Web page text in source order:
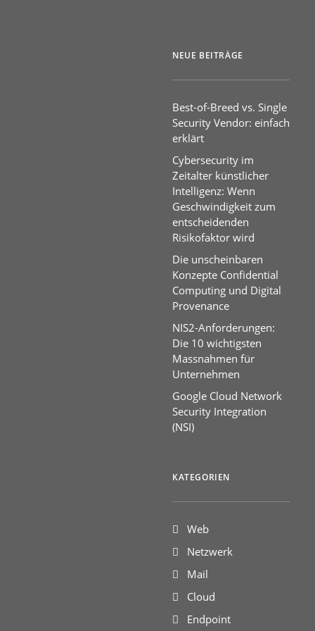
NEUE BEITRÄGE
Best-of-Breed vs. Single
Security Vendor: einfach
erklärt
Cybersecurity im
Zeitalter künstlicher
Intelligenz: Wenn
Geschwindigkeit zum
entscheidenden
Risikofaktor wird
Die unscheinbaren
Konzepte Confidential
Computing und Digital
Provenance
NIS2-Anforderungen:
Die 10 wichtigsten
Massnahmen für
Unternehmen
Google Cloud Network
Security Integration
(NSI)
KATEGORIEN
Web
Netzwerk
Mail
Cloud
Endpoint